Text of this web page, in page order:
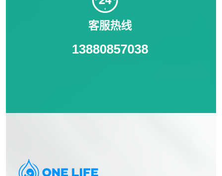
客服热线
13880857038